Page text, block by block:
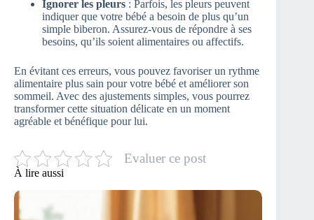
Ignorer les pleurs : Parfois, les pleurs peuvent
indiquer que votre bébé a besoin de plus qu’un
simple biberon. Assurez-vous de répondre à ses
besoins, qu’ils soient alimentaires ou affectifs.
En évitant ces erreurs, vous pouvez favoriser un rythme
alimentaire plus sain pour votre bébé et améliorer son
sommeil. Avec des ajustements simples, vous pourrez
transformer cette situation délicate en un moment
agréable et bénéfique pour lui.
Evaluer ce post
À lire aussi